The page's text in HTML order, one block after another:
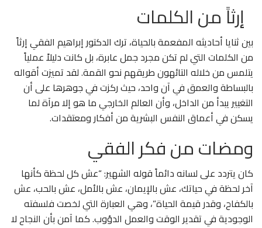
إرثاً من الكلمات
بين ثنايا أحاديثه المفعمة بالحياة، ترك الدكتور إبراهيم الفقي إرثاً
من الكلمات التي لم تكن مجرد جمل عابرة، بل كانت دليلاً عملياً
يتلمس من خلاله التائهون طريقهم نحو القمة. لقد تميزت أقواله
بالبساطة والعمق في آن واحد، حيث ركزت في جوهرها على أن
التغيير يبدأ من الداخل، وأن العالم الخارجي ما هو إلا مرآة لما
يسكن في أعماق النفس البشرية من أفكار ومعتقدات.
ومضات من فكر الفقي
كان يتردد على لسانه دائماً قوله الشهير: “عش كل لحظة كأنها
آخر لحظة في حياتك، عش بالإيمان، عش بالأمل، عش بالحب، عش
بالكفاح، وقدر قيمة الحياة”، وهي العبارة التي لخصت فلسفته
الوجودية في تقدير الوقت والعمل الدؤوب. كما آمن بأن النجاح لا